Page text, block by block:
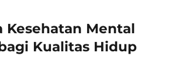
Kesehatan Mental
Kualitas Hidup